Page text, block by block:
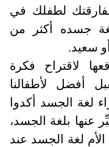
لطفلك في
جسده أكثر من
سعيد.
لاقتراح فكرة
أفضل لأطفالنا
لغة الجسد أكدوا
عنها بلغة الجسد،
لغة الجسد عند